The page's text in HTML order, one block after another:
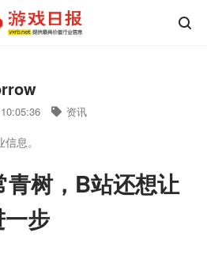
资讯
息。
青树，B站还想让
步